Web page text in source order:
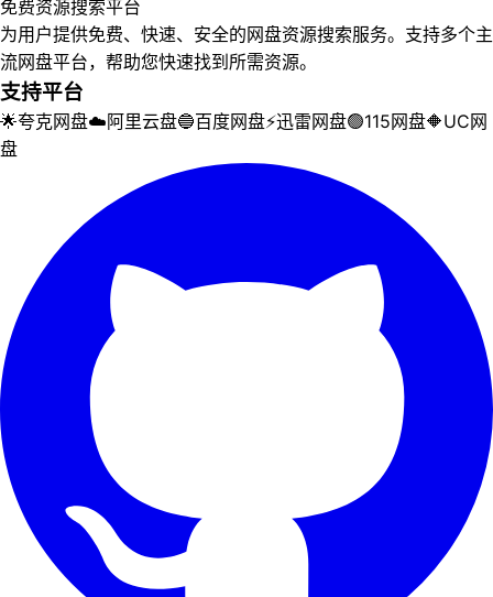
免费资源搜索平台
为用户提供免费、快速、安全的网盘资源搜索服务。支持多个主
流网盘平台，帮助您快速找到所需资源。
支持平台
🌟夸克网盘☁️阿里云盘🔵百度网盘⚡迅雷网盘🟢115网盘🔶UC网
盘